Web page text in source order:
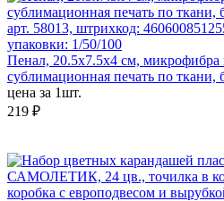
арт. 58013, штрихкод:
упаковки: 1/50/100
Пенал, 20.5х7.5х4 см,
сублимационная печать по ткани,
цена за 1шт.
219 ₽